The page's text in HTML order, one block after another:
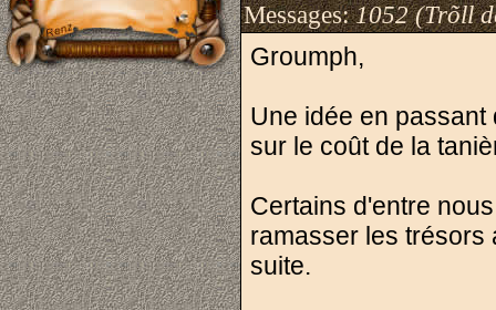
Messages:1052 (Trõll
Groumph,
Une idée en
sur le coût de la
Certains d'entre
ramasser les trésors
suite.